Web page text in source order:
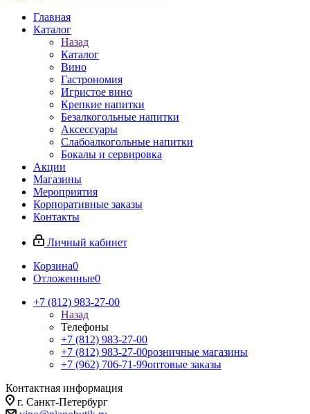
Главная
Каталог
Назад
Каталог
Вино
Гастрономия
Игристое вино
Крепкие напитки
Безалкогольные напитки
Аксессуары
Слабоалкогольные напитки
Бокалы и сервировка
Акции
Магазины
Мероприятия
Корпоративные заказы
Контакты
Личный кабинет
Корзина0
Отложенные0
+7 (812) 983-27-00
Назад
Телефоны
+7 (812) 983-27-00
+7 (812) 983-27-00розничные магазины
+7 (962) 706-71-99оптовые заказы
Контактная информация
г. Санкт-Петербург